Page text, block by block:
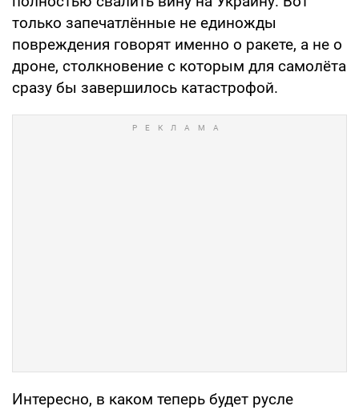
только запечатлённые не единожды
повреждения говорят именно о ракете, а не о
дроне, столкновение с которым для самолёта
сразу бы завершилось катастрофой.
Интересно, в каком теперь будет русле